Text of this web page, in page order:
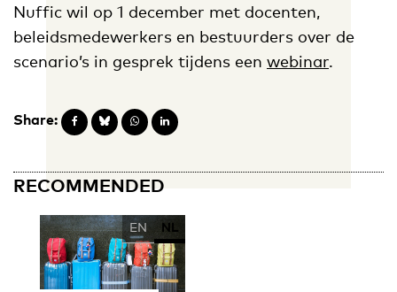
Nuffic wil op 1 december met docenten,
beleidsmedewerkers en bestuurders over de
scenario’s in gesprek tijdens een webinar.
Share:
RECOMMENDED
EN NL